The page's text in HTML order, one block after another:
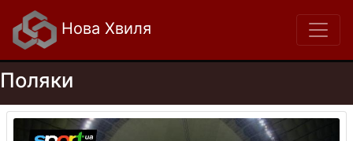
Нова Хвиля
Поляки